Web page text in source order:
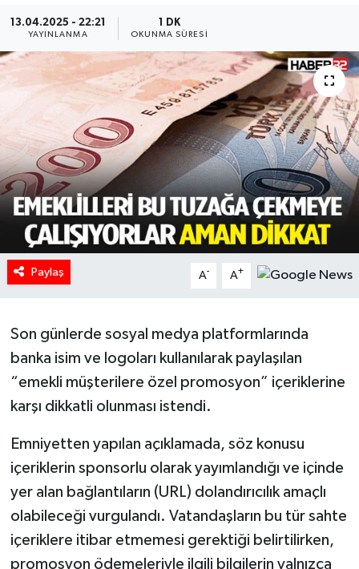
13.04.2025 - 22:21
YAYINLANMA
1 DK
OKUNMA SÜRESI
Paylaş A- A+
Son günlerde sosyal medya platformlarında
banka isim ve logoları kullanılarak paylaşılan
“emekli müşterilere özel promosyon” içeriklerine
karşı dikkatli olunması istendi.
Emniyetten yapılan açıklamada, söz konusu
içeriklerin sponsorlu olarak yayımlandığı ve içinde
yer alan bağlantıların (URL) dolandırıcılık amaçlı
olabileceği vurgulandı. Vatandaşların bu tür sahte
içeriklere itibar etmemesi gerektiği belirtilirken,
promosyon ödemeleriyle ilgili bilgilerin yalnızca
GENEL
Güncel
HABERDE İNSAN
İlginç
KÜLTÜR SANAT
MAGAZİN
POLİTİKA
RESMİ İLANLAR
Tarihi Yapılarımız
Teknoloji
Haber Arşivi